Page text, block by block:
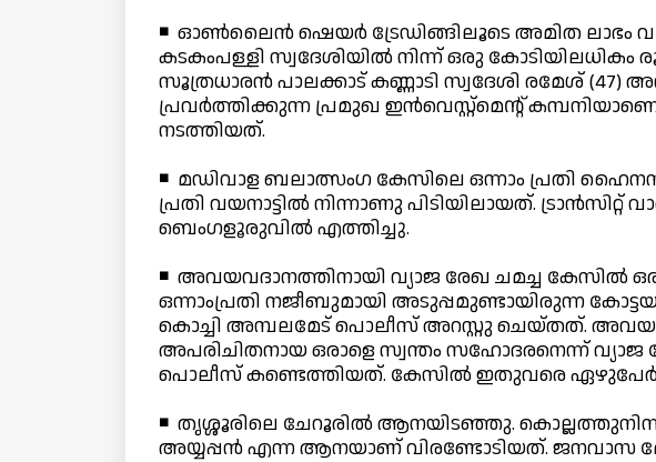
◾ ഓണ്‍ലൈന്‍ ഷെയര്‍ ട്രേഡിങ്ങിലൂടെ അമിത ലാഭം
കടകംപള്ളി സ്വദേശിയില്‍ നിന്ന് ഒരു
സൂത്രധാരന്‍ പാലക്കാട് കണ്ണാടി സ്വദേശി രമേശ് (47)
പ്രവര്‍ത്തിക്കുന്ന പ്രമുഖ ഇന്‍വെസ്റ്റ്‌മെന്റ്
നടത്തിയത്.
◾ മഡിവാള ബലാത്സംഗ കേസിലെ ഒന്നാം പ്രതി
പ്രതി വയനാട്ടില്‍ നിന്നാണു പിടിയിലായത്. ട്രാന്‍സിറ്റ്
ബെംഗളൂരുവില്‍ എത്തിച്ചു.
◾ അവയവദാനത്തിനായി വ്യാജ രേഖ ചമച്ച കേസില്‍
ഒന്നാംപ്രതി നജീബുമായി അടുപ്പമുണ്ടായിരുന്ന
കൊച്ചി അമ്പലമേട് പൊലീസ് അറസ്റ്റു ചെയ്തത്.
അപരിചിതനായ ഒരാളെ സ്വന്തം സഹോദരനെന്ന്
പൊലീസ് കണ്ടെത്തിയത്. കേസില്‍ ഇതുവരെ ഏഴുപേര്‍
◾ തൃശ്ശൂരിലെ ചേറൂരില്‍ ആനയിടഞ്ഞു.
അയ്യപ്പന്‍ എന്ന ആനയാണ് വിരണ്ടോടിയത്. ജനവാസ